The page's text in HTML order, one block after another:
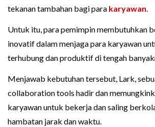
tekanan tambahan bagi para karyawan.
Untuk itu, para pemimpin membutuhkan
inovatif dalam menjaga para karyawan
terhubung dan produktif di tengah
Menjawab kebutuhan tersebut, Lark,
collaboration tools hadir dan
karyawan untuk bekerja dan saling
hambatan jarak dan waktu.